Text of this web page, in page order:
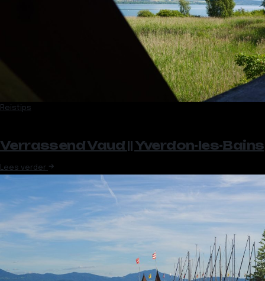
Reistips
Verrassend Vaud || Yverdon-les-Bains
Lees verder